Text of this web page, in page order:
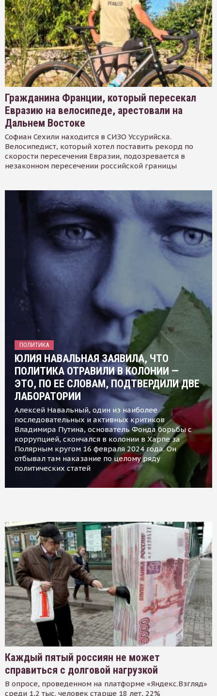
Гражданина Франции, который пересекал
Евразию на велосипеде, арестовали на
Дальнем Востоке
Софиан Сехили находится в СИЗО Уссурийска.
Велосипедист, который хотел поставить рекорд по
скорости пересечения Евразии, подозревается в
незаконном пересечении российской границы
ПОЛИТИКА
ЮЛИЯ НАВАЛЬНАЯ ЗАЯВИЛА, ЧТО
ПОЛИТИКА ОТРАВИЛИ В КОЛОНИИ —
ЭТО, ПО ЕЕ СЛОВАМ, ПОДТВЕРДИЛИ ДВЕ
ЛАБОРАТОРИИ
Алексей Навальный, один из наиболее
последовательных и активных критиков
Владимира Путина, основатель Фонда борьбы с
коррупцией, скончался в колонии в Харпе за
Полярным кругом 16 февраля 2024 года. Он
отбывал там наказание по целому ряду
политических статей
Каждый пятый россиян не может
справиться с долговой нагрузкой
В опросе, проведенном на платформе «Яндекс.Взгляд»
среди 1,2 тыс. человек старше 18 лет, 22%